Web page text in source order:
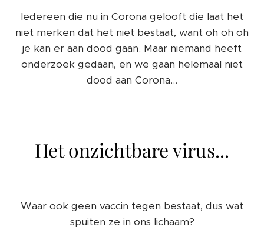
Iedereen die nu in Corona gelooft die laat het
niet merken dat het niet bestaat, want oh oh oh
je kan er aan dood gaan. Maar niemand heeft
onderzoek gedaan, en we gaan helemaal niet
dood aan Corona...
Het onzichtbare virus...
Waar ook geen vaccin tegen bestaat, dus wat
spuiten ze in ons lichaam?